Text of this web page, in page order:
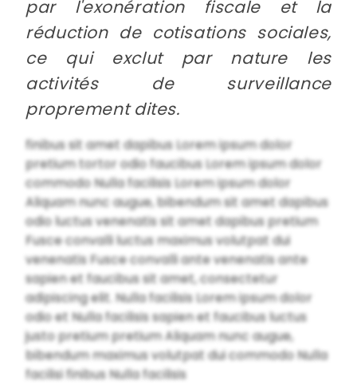
par l'exonération fiscale et la
réduction de cotisations sociales,
ce qui exclut par nature les
activités de surveillance
proprement dites.
finibus sit amet dapibus Lorem ipsum dolor
pretium tortor odio faucibus Lorem ipsum dolor
commodo Nulla facilisis Lorem ipsum dolor
Aliquam nunc augue, bibendum sit amet dapibus
odio luctus venenatis sit amet dapibus pretium
Fusce convalli luctus maximus volutpat dui
venenatis Fusce convalli ante venenatis ante
sapien et faucibus sit amet, consectetur
adipiscing elit. Nulla facilisis Lorem ipsum dolor
odio et Nulla facilisis sapien et faucibus luctus
justo pretium pretium Aliquam nunc augue,
bibendum maximus volutpat dui commodo Nulla
facilisi finibus Nulla facilisis